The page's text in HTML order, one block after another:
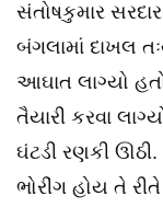
સંતોષકુમાર
બંગલામાં દાખલ
આઘાત લાગ્યો
તૈયારી કરવા
ઘંટડી રણકી
ભોરીંગ હોય તે